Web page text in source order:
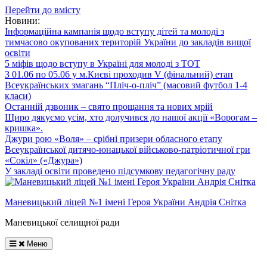
Перейти до вмісту
Новини:
Інформаційна кампанія щодо вступу дітей та молоді з
тимчасово окупованих територій України до закладів вищої
освіти
5 міфів щодо вступу в Україні для молоді з ТОТ
З 01.06 по 05.06 у м.Києві проходив V (фінальний) етап
Всеукраїнських змагань “Пліч-о-пліч” (масовий футбол 1-4
класи)
Останній дзвоник – свято прощання та нових мрій
Щиро дякуємо усім, хто долучився до нашої акції «Ворогам –
кришка».
Джури рою «Воля» – срібні призери обласного етапу
Всеукраїнської дитячо-юнацької військово-патріотичної гри
«Сокіл» («Джура»)
У закладі освіти проведено підсумкову педагогічну раду
Маневицький ліцей №1 імені Героя України Андрія Снітка
Маневицької селищної ради
Меню